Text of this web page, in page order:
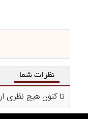
نظرات شما
تا کنون هیچ نظری